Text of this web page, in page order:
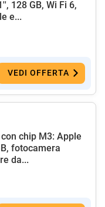
128 GB, Wi Fi 6,
e...
VEDI OFFERTA
chip M3: Apple
fotocamera
da...